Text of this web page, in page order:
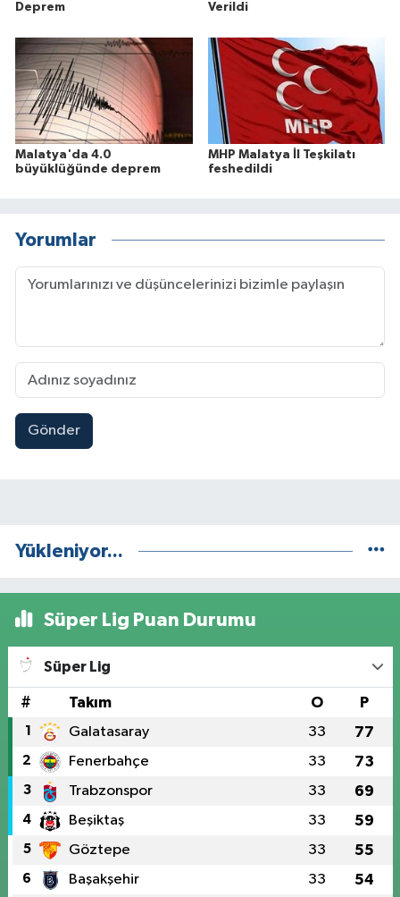
Deprem Verildi
Malatya'da 4.0
büyüklüğünde deprem
MHP Malatya İl Teşkilatı
feshedildi
Yorumlar
Gönder
Yükleniyor...
Süper Lig Puan Durumu
Süper Lig
# Takım O P
1 Galatasaray 33 77
2 Fenerbahçe 33 73
3 Trabzonspor 33 69
4 Beşiktaş 33 59
5 Göztepe 33 55
6 Başakşehir 33 54